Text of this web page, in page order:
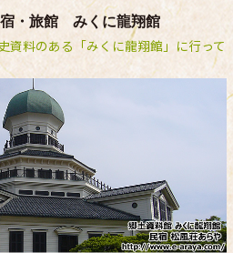
・旅館 みくに龍翔館
料のある「みくに龍翔館」に行って